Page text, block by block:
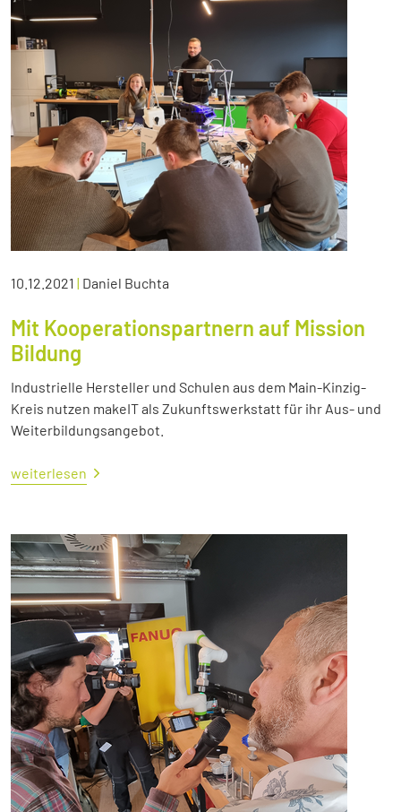
10.12.2021 | Daniel Buchta
Mit Kooperationspartnern auf Mission
Bildung
Industrielle Hersteller und Schulen aus dem Main-Kinzig-
Kreis nutzen makeIT als Zukunftswerkstatt für ihr Aus- und
Weiterbildungsangebot.
weiterlesen